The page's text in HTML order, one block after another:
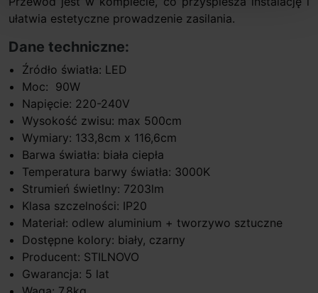
ułatwia estetyczne prowadzenie zasilania.
Dane techniczne:
Źródło światła: LED
Moc: 90W
Napięcie: 220-240V
Wysokość zwisu: max 500cm
Wymiary: 133,8cm x 116,6cm
Barwa światła: biała ciepła
Temperatura barwy światła: 3000K
Strumień świetlny: 7203lm
Klasa szczelności: IP20
Materiał: odlew aluminium + tworzywo sztuczne
Dostępne kolory: biały, czarny
Producent: STILNOVO
Gwarancja: 5 lat